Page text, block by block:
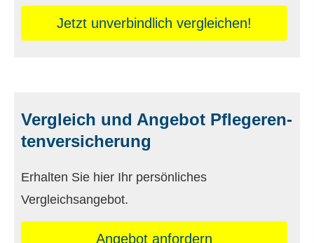
Jetzt unverbindlich ver­gleichen!
Vergleich und Angebot Pfle­ge­ren­
tenversicherung
Erhalten Sie hier Ihr persönliches
Vergleichsangebot.
An­ge­bot an­for­dern